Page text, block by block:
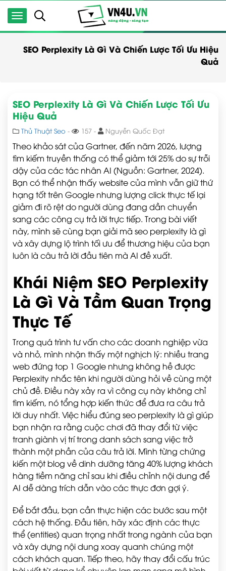
SEO Perplexity Là Gì Và Chiến Lược Tối Ưu Hiệu
Quả
SEO Perplexity Là Gì Và Chiến Lược Tối Ưu
Hiệu Quả
Thủ Thuật Seo - 157 - Nguyễn Quốc Đạt
Theo khảo sát của Gartner, đến năm 2026, lượng
tìm kiếm truyền thống có thể giảm tới 25% do sự trỗi
dậy của các tác nhân AI (Nguồn: Gartner, 2024).
Bạn có thể nhận thấy website của mình vẫn giữ thứ
hạng tốt trên Google nhưng lượng click thực tế lại
giảm đi rõ rệt do người dùng đang dần chuyển
sang các công cụ trả lời trực tiếp. Trong bài viết
này, mình sẽ cùng bạn giải mã seo perplexity là gì
và xây dựng lộ trình tối ưu để thương hiệu của bạn
luôn là câu trả lời đầu tiên mà AI đề xuất.
Khái Niệm SEO Perplexity
Là Gì Và Tầm Quan Trọng
Thực Tế
Trong quá trình tư vấn cho các doanh nghiệp vừa
và nhỏ, mình nhận thấy một nghịch lý: nhiều trang
web đứng top 1 Google nhưng không hề được
Perplexity nhắc tên khi người dùng hỏi về cùng một
chủ đề. Điều này xảy ra vì công cụ này không chỉ
tìm kiếm, nó tổng hợp kiến thức để đưa ra câu trả
lời duy nhất. Việc hiểu đúng seo perplexity là gì giúp
bạn nhận ra rằng cuộc chơi đã thay đổi từ việc
tranh giành vị trí trong danh sách sang việc trở
thành một phần của câu trả lời. Mình từng chứng
kiến một blog về dinh dưỡng tăng 40% lượng khách
hàng tiềm năng chỉ sau khi điều chỉnh nội dung để
AI dễ dàng trích dẫn vào các thực đơn gợi ý.
Để bắt đầu, bạn cần thực hiện các bước sau một
cách hệ thống. Đầu tiên, hãy xác định các thực
thể (entities) quan trọng nhất trong ngành của bạn
và xây dựng nội dung xoay quanh chúng một
cách khách quan. Tiếp theo, hãy thay đổi cấu trúc